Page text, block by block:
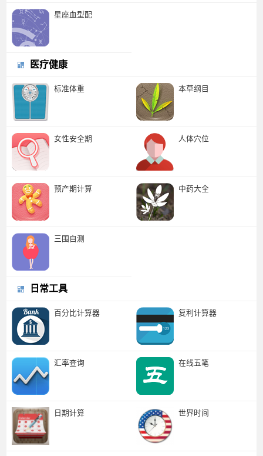
星座血型配
医疗健康
标准体重 本草纲目
女性安全期 人体穴位
预产期计算 中药大全
三围自测
日常工具
百分比计算器 复利计算器
汇率查询 在线五笔
日期计算 世界时间